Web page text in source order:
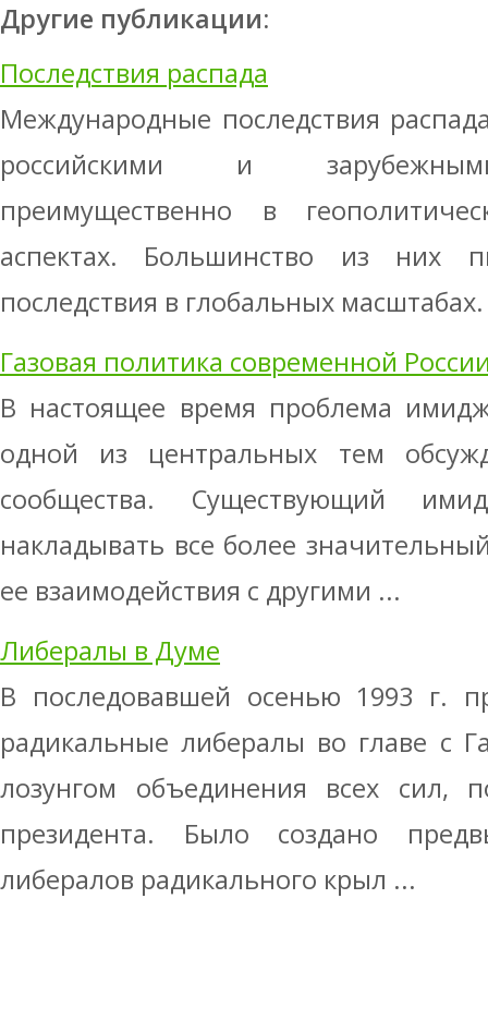
Другие публикации:
Последствия распада
Международные последствия
российскими и
преимущественно в
аспектах. Большинство из них
последствия в глобальных
Газовая политика современной
В настоящее время проблема
одной из центральных тем
сообщества. Существующий
накладывать все более
ее взаимодействия с другими ...
Либералы в Думе
В последовавшей осенью 1993 г.
радикальные либералы во главе с
лозунгом объединения всех сил,
президента. Было создано
либералов радикального крыл ...